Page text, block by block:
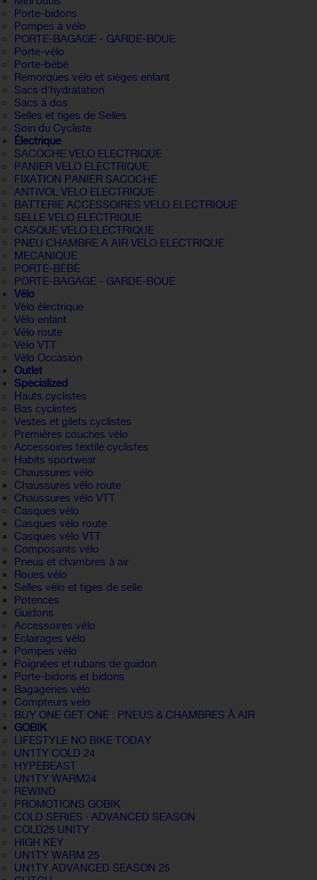
Porte-bidons
Pompes à vélo
PORTE-BAGAGE - GARDE-BOUE
Porte-vélo
Porte-bébé
Remorques vélo et sièges enfant
Sacs d'hydratation
Sacs à dos
Selles et tiges de Selles
Soin du Cycliste
Électrique
SACOCHE VELO ELECTRIQUE
PANIER VELO ELECTRIQUE
FIXATION PANIER SACOCHE
ANTIVOL VELO ELECTRIQUE
BATTERIE ACCESSOIRES VELO ELECTRIQUE
SELLE VELO ELECTRIQUE
CASQUE VELO ELECTRIQUE
PNEU CHAMBRE A AIR VELO ELECTRIQUE
MECANIQUE
PORTE-BÉBÉ
PORTE-BAGAGE - GARDE-BOUE
Vélo
Vélo électrique
Vélo enfant
Vélo route
Vélo VTT
Vélo Occasion
Outlet
Specialized
Hauts cyclistes
Bas cyclistes
Vestes et gilets cyclistes
Premières couches vélo
Accessoires textile cyclistes
Habits sportwear
Chaussures vélo
Chaussures vélo route
Chaussures vélo VTT
Casques vélo
Casques vélo route
Casques vélo VTT
Composants vélo
Pneus et chambres à air
Roues vélo
Selles vélo et tiges de selle
Potences
Guidons
Accessoires vélo
Eclairages vélo
Pompes vélo
Poignées et rubans de guidon
Porte-bidons et bidons
Bagageries vélo
Compteurs velo
BUY ONE GET ONE : PNEUS & CHAMBRES À AIR
GOBIK
LIFESTYLE NO BIKE TODAY
UN1TY COLD 24
HYPEBEAST
UN1TY WARM24
REWIND
PROMOTIONS GOBIK
COLD SERIES · ADVANCED SEASON
COLD25 UNITY
HIGH KEY
UN1TY WARM 25
UN1TY ADVANCED SEASON 25